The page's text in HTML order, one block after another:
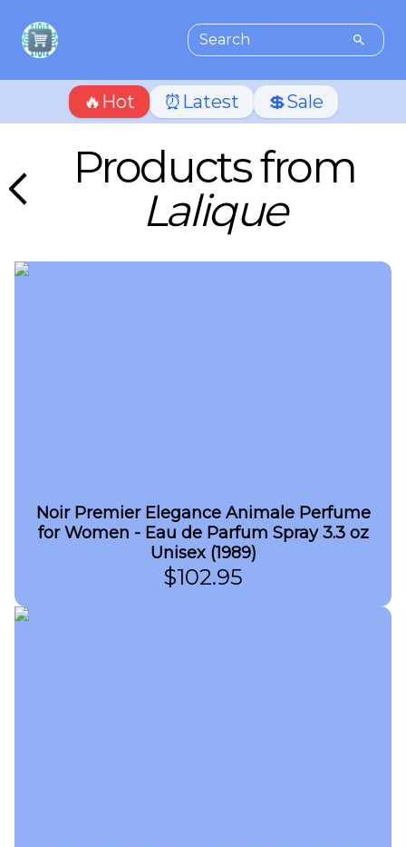
🔥Hot ⏰Latest 💲Sale
Products from
Lalique
Noir Premier Elegance Animale Perfume
for Women - Eau de Parfum Spray 3.3 oz
Unisex (1989)
$102.95